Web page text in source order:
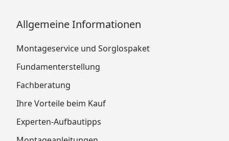
Allgemeine Informationen
Montageservice und Sorglospaket
Fundamenterstellung
Fachberatung
Ihre Vorteile beim Kauf
Experten-Aufbautipps